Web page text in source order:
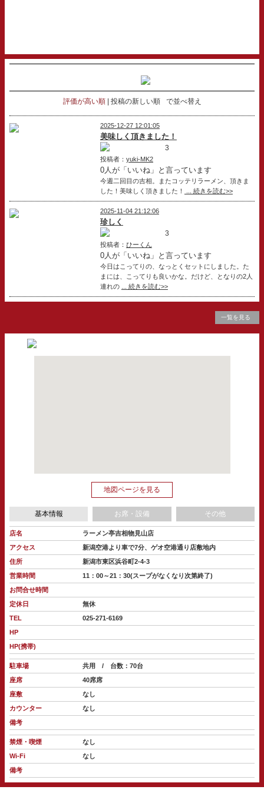
評価が高い順 投稿の新しい順 で並べ替え
2025-12-27 12:01:05
美味しく頂きました！
3
投稿者： yuki-MK2
0人が「いいね」と言っています
今週二回目の吉相。またコッテリラーメン、頂きま
した！美味しく頂きました！
... 続きを読む>>
2025-11-04 21:12:06
珍しく
3
投稿者： ひーくん
0人が「いいね」と言っています
今日はこってりの、なっとくセットにしました。た
まには、こってりも良いかな。だけど、となりの2人
連れの
... 続きを読む>>
一覧を見る
地図ページを見る
基本情報 お席・設備 その他
店名
ラーメン亭吉相物見山店
アクセス
新潟空港より車で7分、ゲオ空港通り店敷地内
住所
新潟市東区浜谷町2-4-3
営業時間
11：00～21：30(スープがなくなり次第終了)
お問合せ時間
定休日
無休
TEL
025-271-6169
HP
HP(携帯)
駐車場
共用 / 台数：70台
座席
40席席
座敷
なし
カウンター
なし
備考
禁煙・喫煙
なし
Wi-Fi
なし
備考